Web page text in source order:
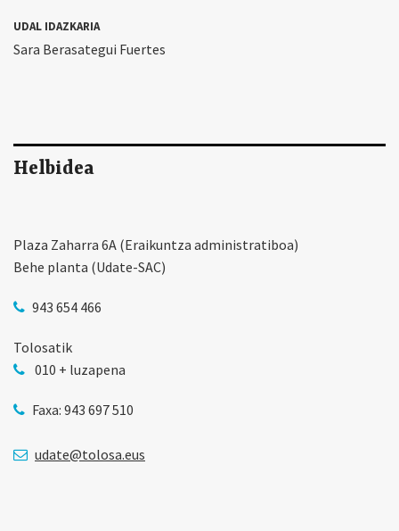
UDAL IDAZKARIA
Sara Berasategui Fuertes
Helbidea
Plaza Zaharra 6A (Eraikuntza administratiboa)
Behe planta (Udate-SAC)
943 654 466
Tolosatik
010 + luzapena
Faxa: 943 697 510
udate@tolosa.eus